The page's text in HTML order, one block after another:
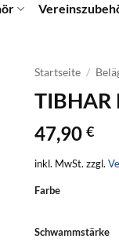
Startseite /
TIBHAR
47,90 €
inkl. MwSt. zzgl.
Farbe
Schwammstärke